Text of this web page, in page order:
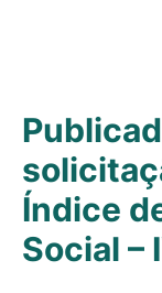
Índice
Social –